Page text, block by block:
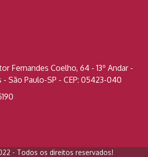
Fernandes Coelho, 64 - 13º Andar -
- São Paulo-SP - CEP: 05423-040
- Todos os direitos reservados!